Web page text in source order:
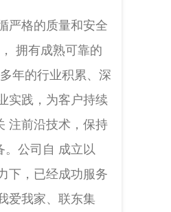
严格的质量和安全
拥有成熟可靠的
年的行业积累、深
实践，为客户持续
注前沿技术，保持
公司自 成立以
下，已经成功服务
爱我家、联东集